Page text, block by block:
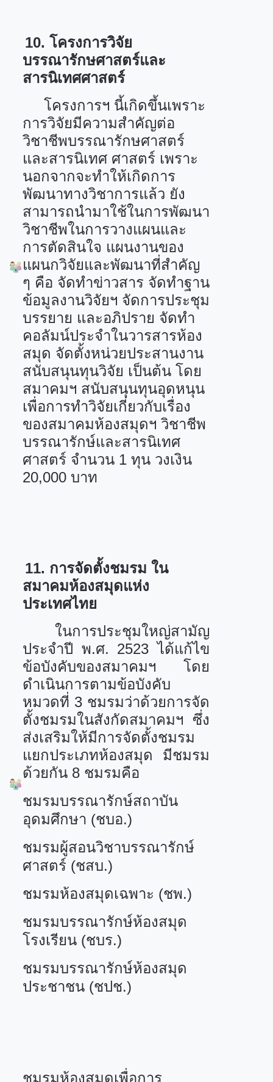
10. โครงการวิจัย
บรรณารักษศาสตร์และ
สารนิเทศศาสตร์
โครงการฯ นี้เกิดขึ้นเพราะ
การวิจัยมีความสำคัญต่อ
วิชาชีพบรรณารักษศาสตร์
และสารนิเทศ ศาสตร์ เพราะ
นอกจากจะทำให้เกิดการ
พัฒนาทางวิชาการแล้ว ยัง
สามารถนำมาใช้ในการพัฒนา
วิชาชีพในการวางแผนและ
การตัดสินใจ แผนงานของ
แผนกวิจัยและพัฒนาที่สำคัญ
ๆ คือ จัดทำข่าวสาร จัดทำฐาน
ข้อมูลงานวิจัยฯ จัดการประชุม
บรรยาย และอภิปราย จัดทำ
คอลัมน์ประจำในวารสารห้อง
สมุด จัดตั้งหน่วยประสานงาน
สนับสนุนทุนวิจัย เป็นต้น โดย
สมาคมฯ สนับสนุนทุนอุดหนุน
เพื่อการทำวิจัยเกี่ยวกับเรื่อง
ของสมาคมห้องสมุดฯ วิชาชีพ
บรรณารักษ์และสารนิเทศ
ศาสตร์ จำนวน 1 ทุน วงเงิน
20,000 บาท
11. การจัดตั้งชมรม ใน
สมาคมห้องสมุดแห่ง
ประเทศไทย
ในการประชุมใหญ่สามัญ
ประจำปี พ.ศ. 2523 ได้แก้ไข
ข้อบังคับของสมาคมฯ โดย
ดำเนินการตามข้อบังคับ
หมวดที่ 3 ชมรมว่าด้วยการจัด
ตั้งชมรมในสังกัดสมาคมฯ ซึ่ง
ส่งเสริมให้มีการจัดตั้งชมรม
แยกประเภทห้องสมุด มีชมรม
ด้วยกัน 8 ชมรมคือ
ชมรมบรรณารักษ์สถาบัน
อุดมศึกษา (ชบอ.)
ชมรมผู้สอนวิชาบรรณารักษ์
ศาสตร์ (ชสบ.)
ชมรมห้องสมุดเฉพาะ (ชพ.)
ชมรมบรรณารักษ์ห้องสมุด
โรงเรียน (ชบร.)
ชมรมบรรณารักษ์ห้องสมุด
ประชาชน (ชปช.)
ชมรมห้องสมุดเพื่อการ